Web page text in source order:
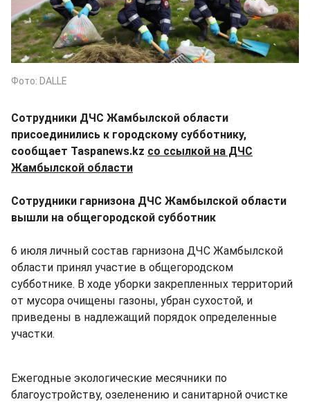
Фото: DALLE
Сотрудники ДЧС Жамбылской области
присоединились к городскому субботнику,
сообщает Taspanews.kz со ссылкой на ДЧС
Жамбылской области
Сотрудники гарнизона ДЧС Жамбылской области
вышли на общегородской субботник
6 июля личный состав гарнизона ДЧС Жамбылской
области принял участие в общегородском
субботнике. В ходе уборки закрепленных территорий
от мусора очищены газоны, убран сухостой, и
приведены в надлежащий порядок определенные
участки.
Ежегодные экологические месячники по
благоустройству, озеленению и санитарной очистке